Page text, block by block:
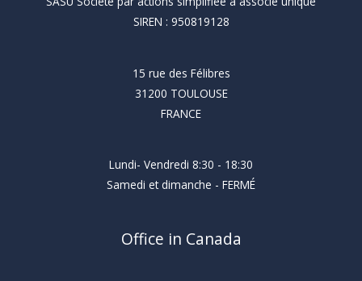
SIREN : 950819128
15 rue des Félibres
31200 TOULOUSE
FRANCE
Lundi- Vendredi 8:30 - 18:30
Samedi et dimanche - FERMÉ
Office in Canada